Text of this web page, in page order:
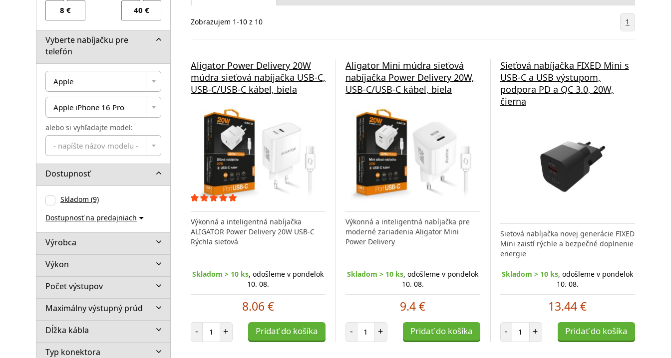
Vyberte nabíjačku pre
telefón
Apple
Apple iPhone 16 Pro
alebo si vyhľadajte model:
- napíšte názov modelu -
Dostupnosť
Skladom (9)
Dostupnosť na predajniach
Výrobca
Výkon
Počet výstupov
Maximálny výstupný prúd
Dĺžka kábla
Typ konektora
Zobrazujem 1-10 z 10 1
Aligator Power Delivery 20W
múdra sieťová nabíjačka USB-C,
USB-C/USB-C kábel, biela
Výkonná a inteligentná nabíjačka
ALIGATOR Power Delivery 20W USB-C
Rýchla sieťová
Skladom > 10 ks, odošleme v pondelok
10. 08.
8.06 €
- Počet položiek
+ Pridať do košíka
Aligator Mini múdra sieťová
nabíjačka Power Delivery 20W,
USB-C/USB-C kábel, biela
Výkonná a inteligentná nabíjačka pre
moderné zariadenia Aligator Mini
Power Delivery
Skladom > 10 ks, odošleme v pondelok
10. 08.
9.4 €
- Počet položiek
+ Pridať do košíka
Sieťová nabíjačka FIXED Mini s
USB-C a USB výstupom,
podpora PD a QC 3.0, 20W,
čierna
Sieťová nabíjačka novej generácie FIXED
Mini zaistí rýchle a bezpečné doplnenie
energie
Skladom > 10 ks, odošleme v pondelok
10. 08.
13.44 €
- Počet položiek
+ Pridať do košíka